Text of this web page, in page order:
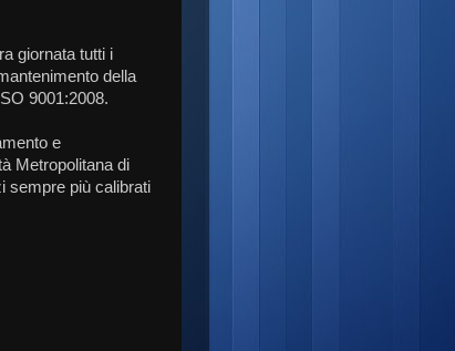
giornata tutti i
della
9001:2008.
e
Metropolitana di
sempre più calibrati